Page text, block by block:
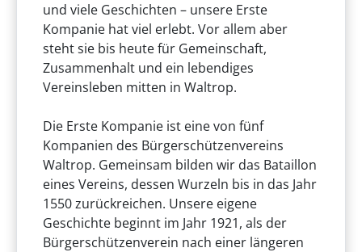
und viele Geschichten – unsere Erste
Kompanie hat viel erlebt. Vor allem aber
steht sie bis heute für Gemeinschaft,
Zusammenhalt und ein lebendiges
Vereinsleben mitten in Waltrop.
Die Erste Kompanie ist eine von fünf
Kompanien des Bürgerschützenvereins
Waltrop. Gemeinsam bilden wir das Bataillon
eines Vereins, dessen Wurzeln bis in das Jahr
1550 zurückreichen. Unsere eigene
Geschichte beginnt im Jahr 1921, als der
Bürgerschützenverein nach einer längeren